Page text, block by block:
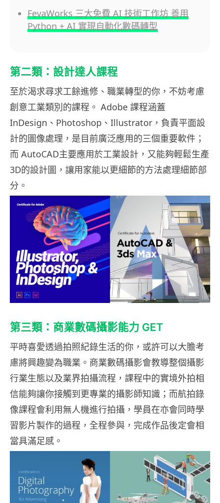
FevaWorks 三大免費 AI 技術工作坊 善用
Python + AI 實現自動化數碼轉型
第二類：設計達人課程
至於渴求尋求工餘進修、職業轉型的你，不妨考慮
創意工業類別的課程。 Adobe 課程涵蓋
InDesign、Photoshop、Illustrator，負責平面設
計的圖像處理，是目前廣泛應用的三個重要軟件；
而 AutoCAD主要應用於工業設計，又能夠輕鬆生產
3D的設計圖，讓用家能以更細節的方法處理細節部
分。
第三類：商業數碼攝影能力 GET
平時喜愛透過拍照紀錄生活的你，或許可以大膽考
慮將興趣變為職業。商業數碼攝影會教導整個攝影
行業生態以及業界拍攝流程，課程中的實境外拍相
信能夠讓你接觸到更專業的攝影師知識；而航拍錄
像課程會利用無人機進行拍攝，學員在亦會同時學
習影片製作的過程，全程參與，完成作品後定會相
當具滿足感。